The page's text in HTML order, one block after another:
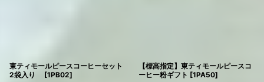
東ティモールピースコーヒーセット
2袋入り
[1PB02]
【標高指定】東ティモールピースコ
ーヒー粉ギフト [1PA50]